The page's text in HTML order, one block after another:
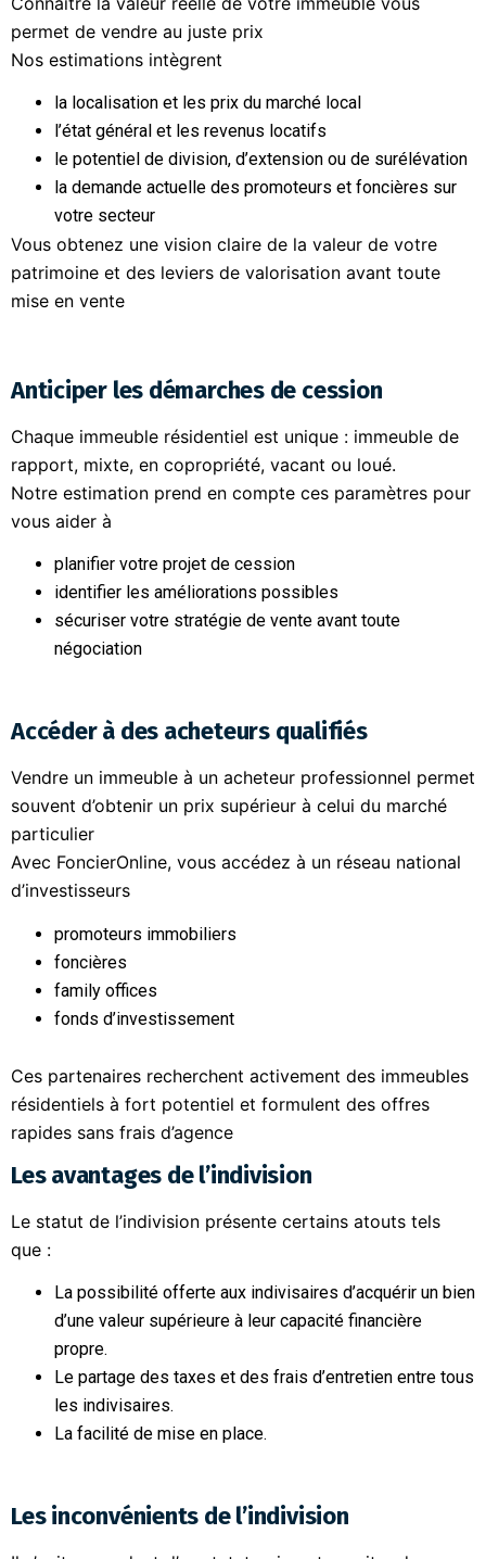
permet de vendre au juste prix
Nos estimations intègrent
la localisation et les prix du marché local
l’état général et les revenus locatifs
le potentiel de division, d’extension ou de surélévation
la demande actuelle des promoteurs et foncières sur
votre secteur
Vous obtenez une vision claire de la valeur de votre
patrimoine et des leviers de valorisation avant toute
mise en vente
Anticiper les démarches de cession
Chaque immeuble résidentiel est unique : immeuble de
rapport, mixte, en copropriété, vacant ou loué.
Notre estimation prend en compte ces paramètres pour
vous aider à
planifier votre projet de cession
identifier les améliorations possibles
sécuriser votre stratégie de vente avant toute
négociation
Accéder à des acheteurs qualifiés
Vendre un immeuble à un acheteur professionnel permet
souvent d’obtenir un prix supérieur à celui du marché
particulier
Avec FoncierOnline, vous accédez à un réseau national
d’investisseurs
promoteurs immobiliers
foncières
family offices
fonds d’investissement
Ces partenaires recherchent activement des immeubles
résidentiels à fort potentiel et formulent des offres
rapides sans frais d’agence
Les avantages de l’indivision
Le statut de l’indivision présente certains atouts tels
que :
La possibilité offerte aux indivisaires d’acquérir un bien
d’une valeur supérieure à leur capacité financière
propre.
Le partage des taxes et des frais d’entretien entre tous
les indivisaires.
La facilité de mise en place.
Les inconvénients de l’indivision